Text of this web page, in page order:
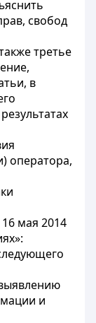
свобод
третье
в
оператора,
мая 2014
и